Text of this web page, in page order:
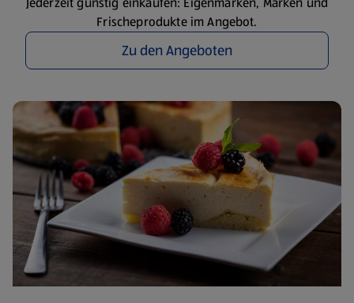
Frischeprodukte im Angebot.
Zu den Angeboten